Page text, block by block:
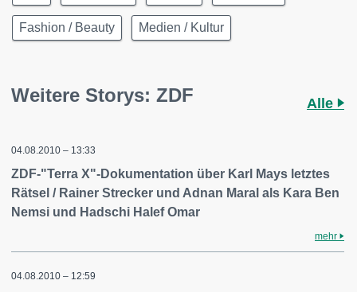
Fashion / Beauty Medien / Kultur
Weitere Storys: ZDF Alle
04.08.2010 – 13:33
ZDF-"Terra X"-Dokumentation über Karl Mays letztes
Rätsel / Rainer Strecker und Adnan Maral als Kara Ben
Nemsi und Hadschi Halef Omar
mehr
04.08.2010 – 12:59